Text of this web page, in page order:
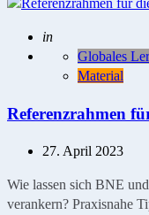
Geschrieben
in
Globales
Material
Referenzrahmen
27. April 2023
Wie lassen sich BNE
verankern? Praxisnahe